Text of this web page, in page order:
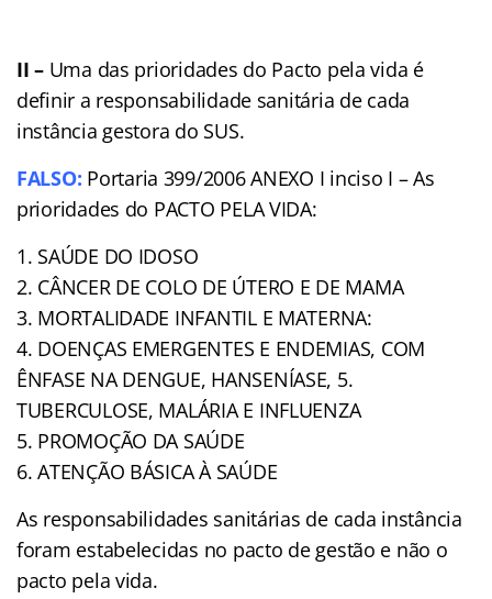
II –Uma das prioridades do Pacto pela vida é
definir a responsabilidade sanitária de cada
instância gestora do SUS.
FALSO: Portaria 399/2006 ANEXO I inciso I – As
prioridades do PACTO PELA VIDA:
1. SAÚDE DO IDOSO
2. CÂNCER DE COLO DE ÚTERO E DE MAMA
3. MORTALIDADE INFANTIL E MATERNA:
4. DOENÇAS EMERGENTES E ENDEMIAS, COM
ÊNFASE NA DENGUE, HANSENÍASE, 5.
TUBERCULOSE, MALÁRIA E INFLUENZA
5. PROMOÇÃO DA SAÚDE
6. ATENÇÃO BÁSICA À SAÚDE
As responsabilidades sanitárias de cada instância
foram estabelecidas no pacto de gestão e não o
pacto pela vida.